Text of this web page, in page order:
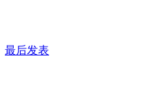
最后发表